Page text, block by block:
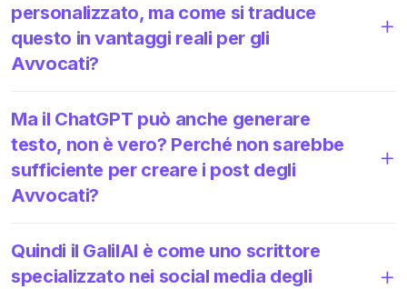
personalizzato, ma come si traduce
questo in vantaggi reali per gli
Avvocati?
Ma il ChatGPT può anche generare
testo, non è vero? Perché non sarebbe
sufficiente per creare i post degli
Avvocati?
Quindi il GalilAI è come uno scrittore
specializzato nei social media degli